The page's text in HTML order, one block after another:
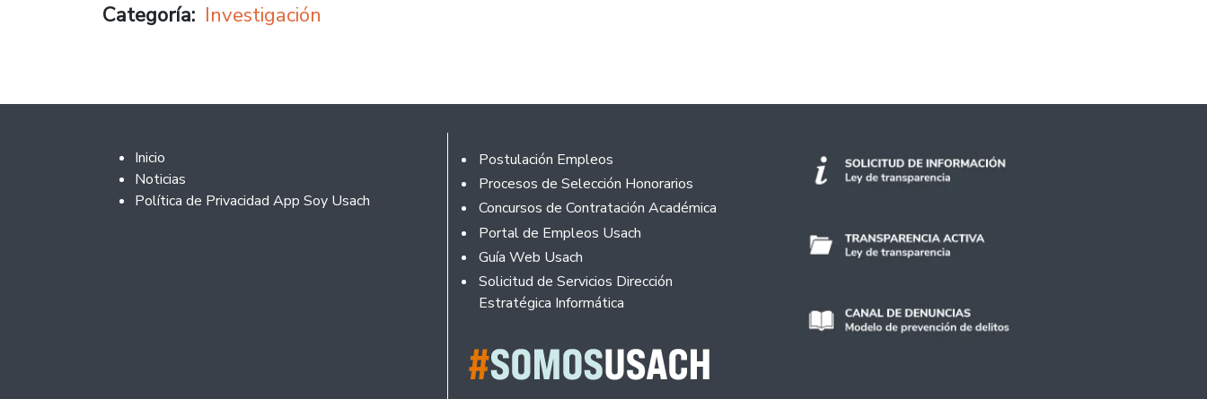
Categoría Investigación
Footer 2
Inicio
Noticias
Política de Privacidad App Soy Usach
Footer
Postulación Empleos
Procesos de Selección Honorarios
Concursos de Contratación Académica
Portal de Empleos Usach
Guía Web Usach
Solicitud de Servicios Dirección
Estratégica Informática